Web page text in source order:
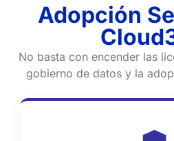
Adopción
No basta con encender las
gobierno de datos y la